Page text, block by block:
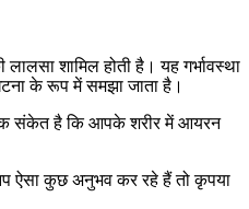
शामिल होती है। यह गर्भावस्था
के रूप में समझा जाता है।
​​संकेत है कि आपके शरीर में आयरन
आप ऐसा कुछ अनुभव कर रहे हैं तो कृपया